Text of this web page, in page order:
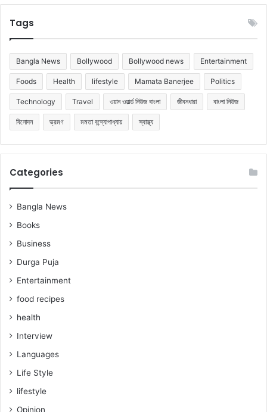
Tags
Bangla News Bollywood Bollywood news Entertainment
Foods Health lifestyle Mamata Banerjee Politics
Technology Travel ওয়ান ওয়ার্ল্ড নিউজ বাংলা জীবনধারা বাংলা নিউজ
বিনোদন ভ্রমণ মমতা বন্দ্যোপাধ্যায় স্বাস্থ্য
Categories
Bangla News
Books
Business
Durga Puja
Entertainment
food recipes
health
Interview
Languages
Life Style
lifestyle
Opinion